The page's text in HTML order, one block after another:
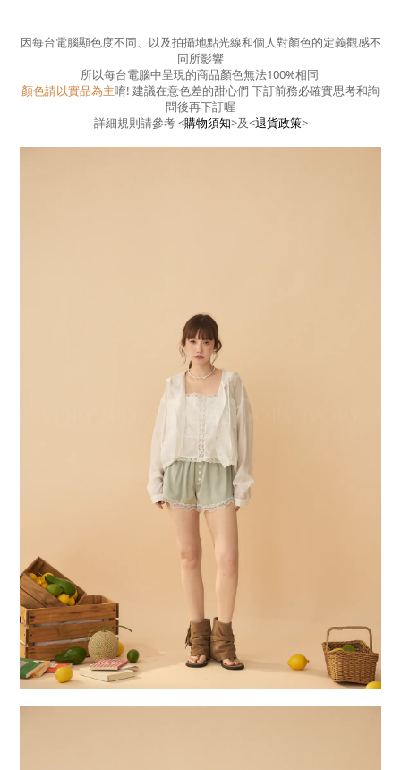
因每台電腦顯色度不同、以及拍攝地點光線和個人對顏色的定義觀感不
同所影響
所以每台電腦中呈現的商品顏色無法100%相同
顏色請以實品為主唷! 建議在意色差的甜心們 下訂前務必確實思考和詢
問後再下訂喔
詳細規則請參考<購物須知>及<退貨政策>